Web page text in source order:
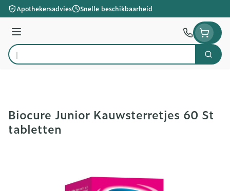
Ga naar de inhoud
Apothekersadvies Snelle beschikbaarheid
Menu
Product, merk, categorie...
Zoek
Biocure Junior Kauwsterretjes 60 St
tabletten